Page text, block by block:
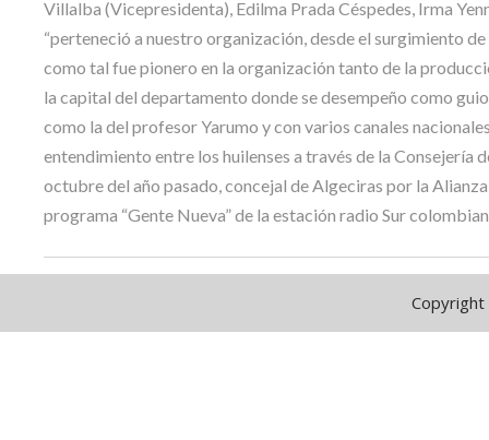
Villalba (Vicepresidenta), Edilma Prada Céspedes, Irma
“perteneció a nuestro organización, desde el surgimiento
como tal fue pionero en la organización tanto de la
la capital del departamento donde se desempeño como
como la del profesor Yarumo y con varios canales
entendimiento entre los huilenses a través de la Consejería
octubre del año pasado, concejal de Algeciras por la
programa “Gente Nueva” de la estación radio Sur
Copyright